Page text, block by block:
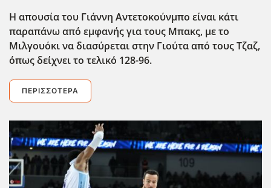
Η απουσία του Γιάννη Αντετοκούνμπο είναι κάτι
παραπάνω από εμφανής για τους Μπακς, με το
Μιλγουόκι να διασύρεται στην Γιούτα από τους Τζαζ,
όπως δείχνει το τελικό 128-96.
ΠΕΡΙΣΣΌΤΕΡΑ